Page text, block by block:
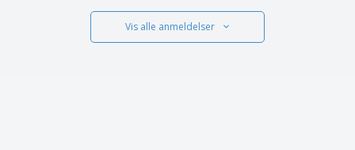
Vis alle anmeldelser